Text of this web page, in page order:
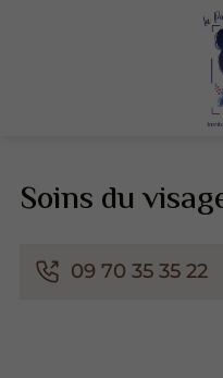
Soins du
09 70 35 35 22